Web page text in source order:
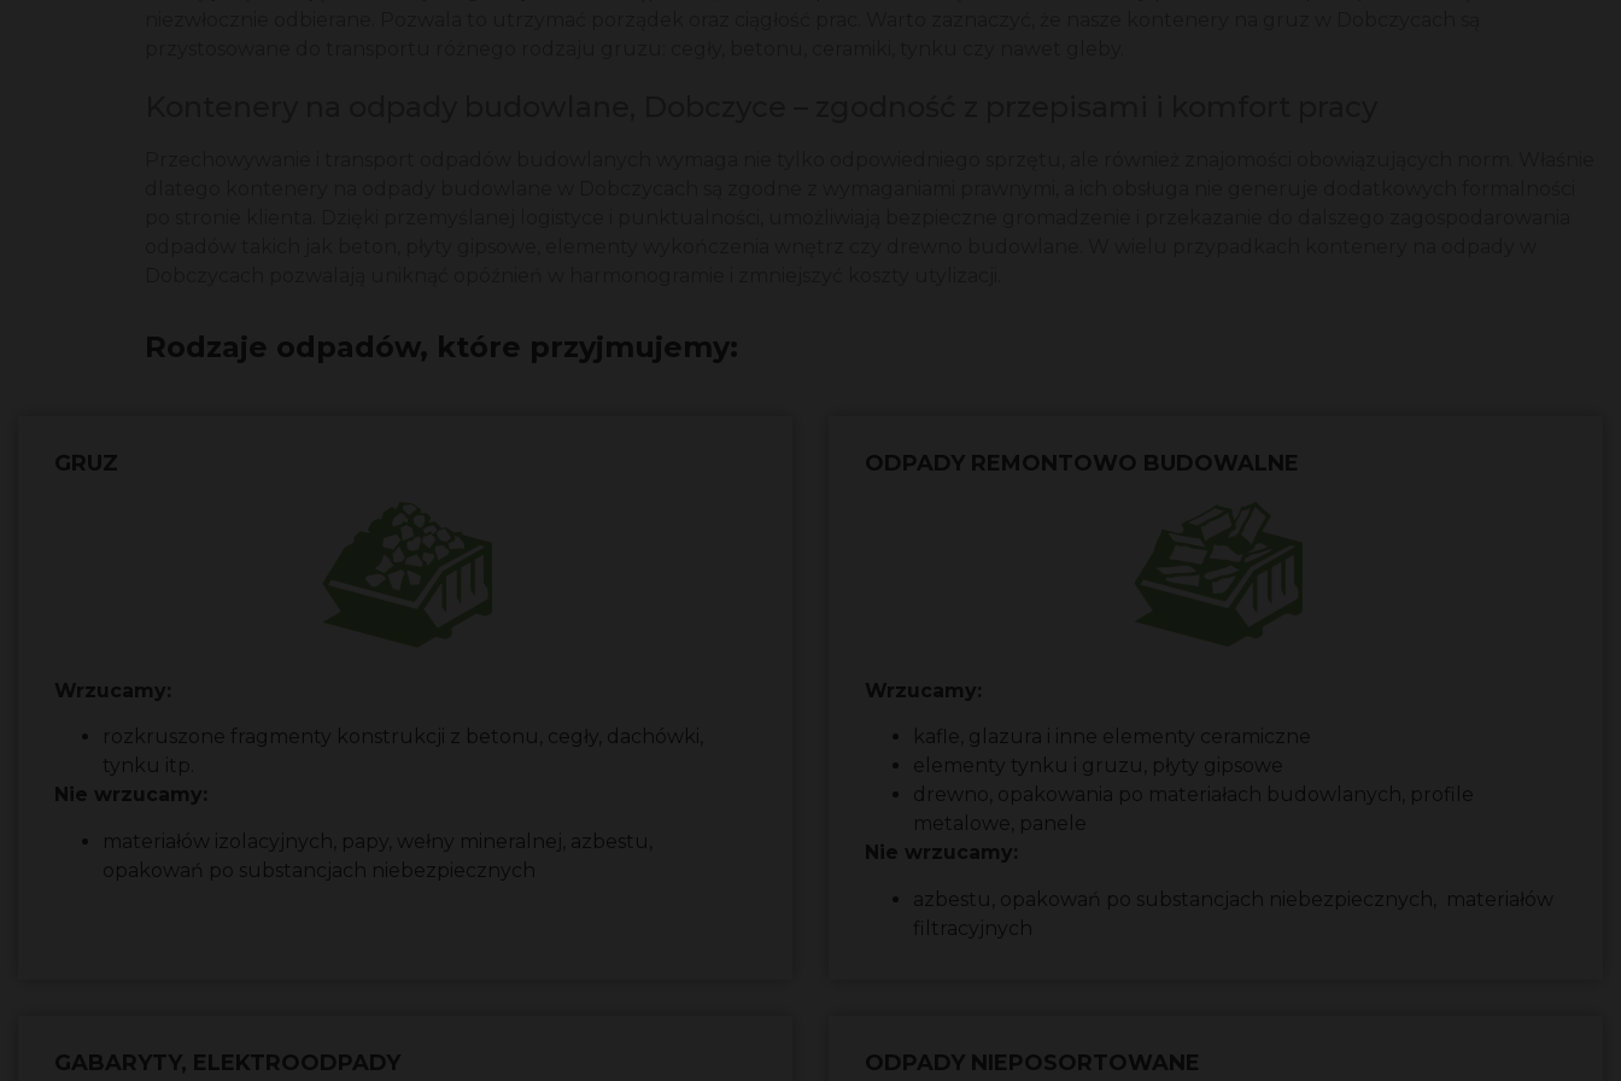
Rodzaje odpadów, które przyjmujemy:
GRUZ
Wrzucamy:
rozkruszone fragmenty konstrukcji z betonu, cegły, dachówki,
tynku itp.
Nie wrzucamy:
materiałów izolacyjnych, papy, wełny mineralnej, azbestu,
opakowań po substancjach niebezpiecznych
ODPADY REMONTOWO BUDOWALNE
Wrzucamy:
kafle, glazura i inne elementy ceramiczne
elementy tynku i gruzu, płyty gipsowe
drewno, opakowania po materiałach budowlanych, profile
metalowe, panele
Nie wrzucamy:
azbestu, opakowań po substancjach niebezpiecznych, materiałów
filtracyjnych
GABARYTY, ELEKTROODPADY ODPADY NIEPOSORTOWANE